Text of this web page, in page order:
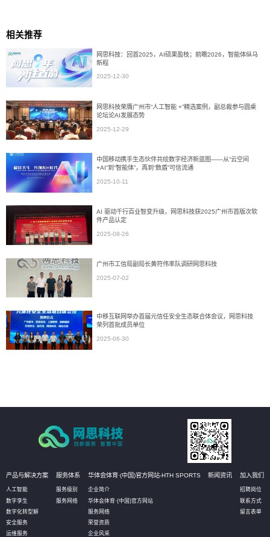
相关推荐
网思科技：回首2025，AI硕果盈枝；前瞻2026，智能体纵马
新程
2025-12-30
网思科技荣膺广州市“人工智能 +”精选案例，副总裁参与圆桌
论坛论AI发展态势
2025-12-29
中国移动携手生态伙伴共绘数字经济新蓝图——从“云空间
+AI”到“智能体”，再到“数盾”可信流通
2025-10-11
AI 驱动千行百业智变升级，网思科技获2025广州市首版次软
件产品认定
2025-08-26
广州市工信局副局长黄符伟率队调研网思科技
2025-07-02
中移互联网举办首届元信任安全生态联合体会议，网思科技
荣列首批成员单位
2025-06-30
产品与解决方案
人工智能
数字孪生
数字化转型解
安全服务
运维服务
服务体系
服务级别
服务网络
华体会体育·(中国)官方网站-HTH SPORTS
企业简介
华体会体育·(中国)官方网站
服务网络
荣誉资质
企业风采
新闻资讯 加入我们
招聘岗位
联系方式
留言表单